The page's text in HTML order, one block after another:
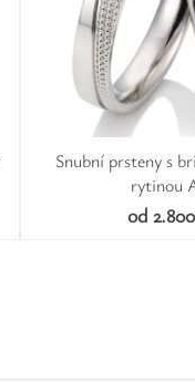
Snubní prsteny s
rytinou
od